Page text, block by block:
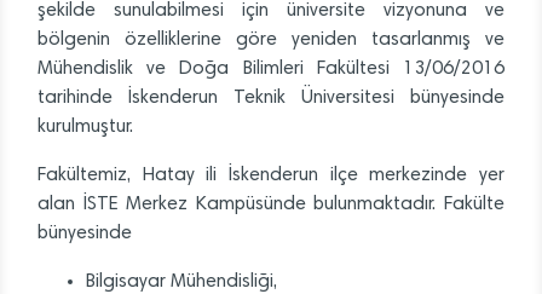
şekilde sunulabilmesi için üniversite vizyonuna ve
bölgenin özelliklerine göre yeniden tasarlanmış ve
Mühendislik ve Doğa Bilimleri Fakültesi 13/06/2016
tarihinde İskenderun Teknik Üniversitesi bünyesinde
kurulmuştur.
Fakültemiz, Hatay ili İskenderun ilçe merkezinde yer
alan İSTE Merkez Kampüsünde bulunmaktadır. Fakülte
bünyesinde
Bilgisayar Mühendisliği,